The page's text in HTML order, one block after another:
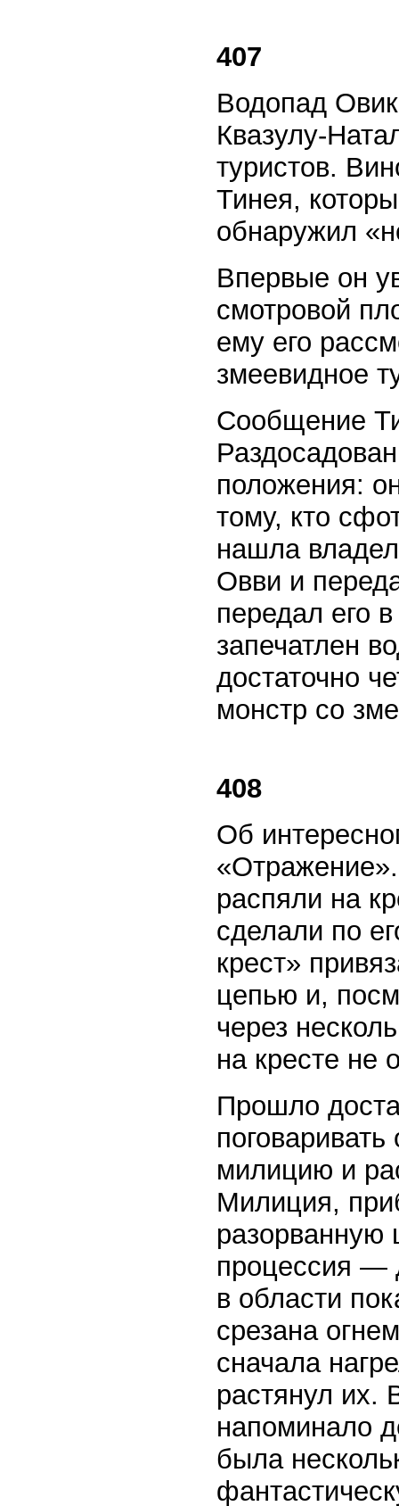
407
Водопад
Квазулу-
туристов.
Тинея,
обнаружил
Впервые он
смотровой
ему его
змеевидное
Сообщение
положения:
тому, кто
нашла
Овви и
передал его
запечатлен
достаточно
монстр со
408
Об
распяли на
сделали по
крест»
цепью и,
через
на кресте не
Прошло
милицию и
Милиция,
разорванную
процессия —
в области
срезана
сначала
растянул
напоминало
была